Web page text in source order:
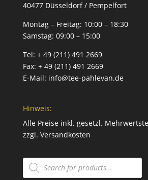
40477 Düsseldorf / Pempelfort
Montag – Freitag: 10:00 – 18:30
Samstag: 09:00 – 15:00
Tel: + 49 (211) 491 2669
Fax: + 49 (211) 491 2669
E-Mail: info@tee-pahlevan.de
Hinweis:
Alle Preise inkl. gesetzl.
zzgl. Versandkosten
Products
search